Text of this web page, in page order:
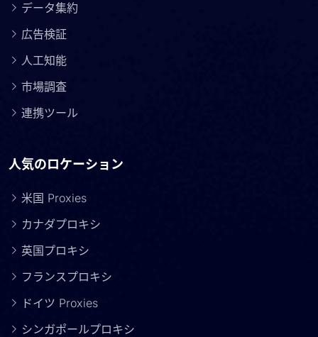
データ集約
広告検証
人工知能
市場調査
連携ツール
人気のロケーション
米国 Proxies
カナダプロキシ
英国プロキシ
フランスプロキシ
ドイツ Proxies
シンガポールプロキシ